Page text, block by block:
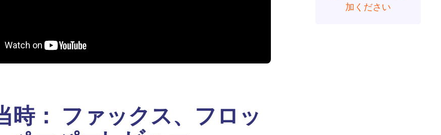
時： ファックス、フロッ
加ください